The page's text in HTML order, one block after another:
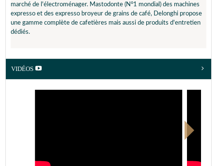
marché de l'électroménager. Mastodonte (N°1 mondial) des machines
expresso et des expresso broyeur de grains de café, Delonghi propose
une gamme complète de cafetières mais aussi de produits d'entretien
dédiés.
VIDÉOS